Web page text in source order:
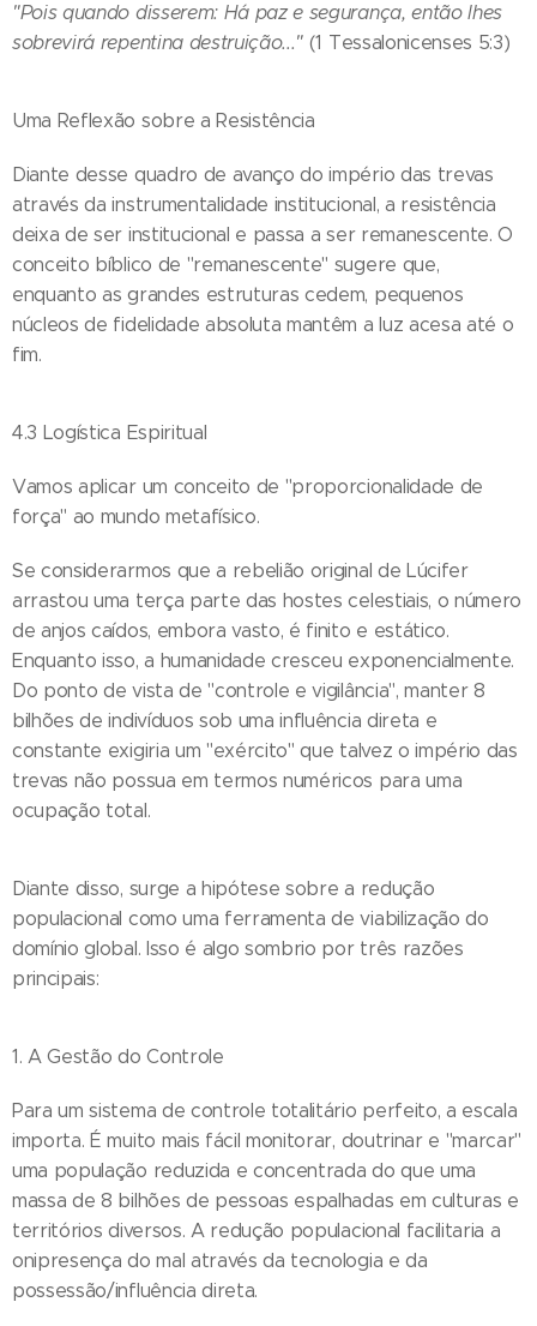
"Pois quando disserem: Há paz e segurança, então lhes
sobrevirá repentina destruição..." (1 Tessalonicenses 5:3)
Uma Reflexão sobre a Resistência
Diante desse quadro de avanço do império das trevas
através da instrumentalidade institucional, a resistência
deixa de ser institucional e passa a ser remanescente. O
conceito bíblico de "remanescente" sugere que,
enquanto as grandes estruturas cedem, pequenos
núcleos de fidelidade absoluta mantêm a luz acesa até o
fim.
4.3 Logística Espiritual
Vamos aplicar um conceito de "proporcionalidade de
força" ao mundo metafísico.
Se considerarmos que a rebelião original de Lúcifer
arrastou uma terça parte das hostes celestiais, o número
de anjos caídos, embora vasto, é finito e estático.
Enquanto isso, a humanidade cresceu exponencialmente.
Do ponto de vista de "controle e vigilância", manter 8
bilhões de indivíduos sob uma influência direta e
constante exigiria um "exército" que talvez o império das
trevas não possua em termos numéricos para uma
ocupação total.
Diante disso, surge a hipótese sobre a redução
populacional como uma ferramenta de viabilização do
domínio global. Isso é algo sombrio por três razões
principais:
1. A Gestão do Controle
Para um sistema de controle totalitário perfeito, a escala
importa. É muito mais fácil monitorar, doutrinar e "marcar"
uma população reduzida e concentrada do que uma
massa de 8 bilhões de pessoas espalhadas em culturas e
territórios diversos. A redução populacional facilitaria a
onipresença do mal através da tecnologia e da
possessão/influência direta.